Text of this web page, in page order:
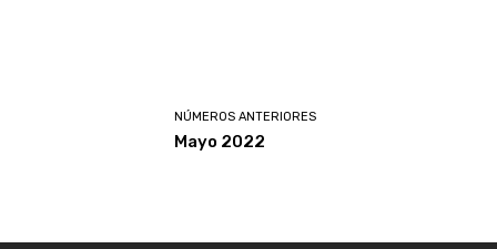
NÚMEROS ANTERIORES
Mayo 2022